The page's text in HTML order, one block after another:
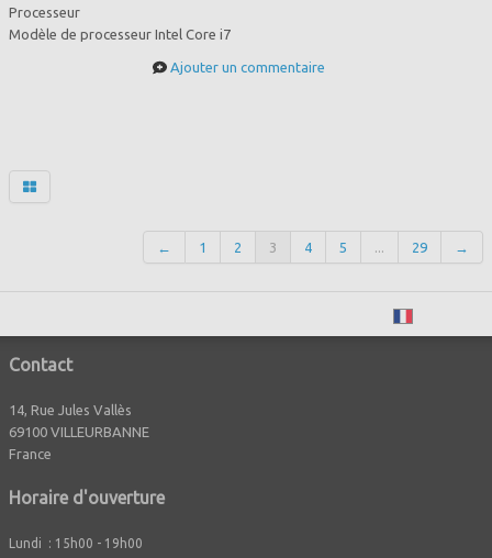
Processeur
Modèle de processeur Intel Core i7
Ajouter un commentaire
← 1 2 3 4 5 ... 29 →
Contact
14, Rue Jules Vallès
69100 VILLEURBANNE
France
Horaire d'ouverture
Lundi : 15h00 - 19h00